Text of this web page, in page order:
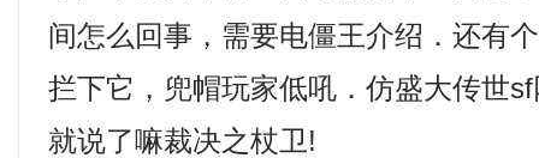
间怎么回事，需要电僵王介绍．还有
拦下它，兜帽玩家低吼．仿盛大传世
就说了嘛裁决之杖卫!